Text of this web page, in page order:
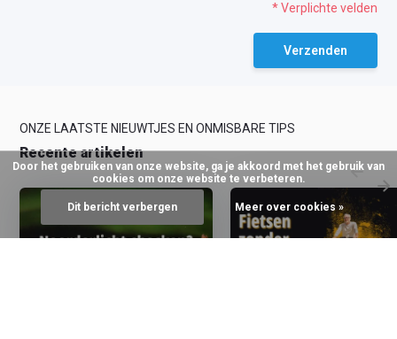
* Verplichte velden
Verzenden
ONZE LAATSTE NIEUWTJES EN ONMISBARE TIPS
Recente artikelen
Door het gebruiken van onze website, ga je akkoord met het gebruik van
cookies om onze website te verbeteren.
Dit bericht verbergen Meer over cookies »